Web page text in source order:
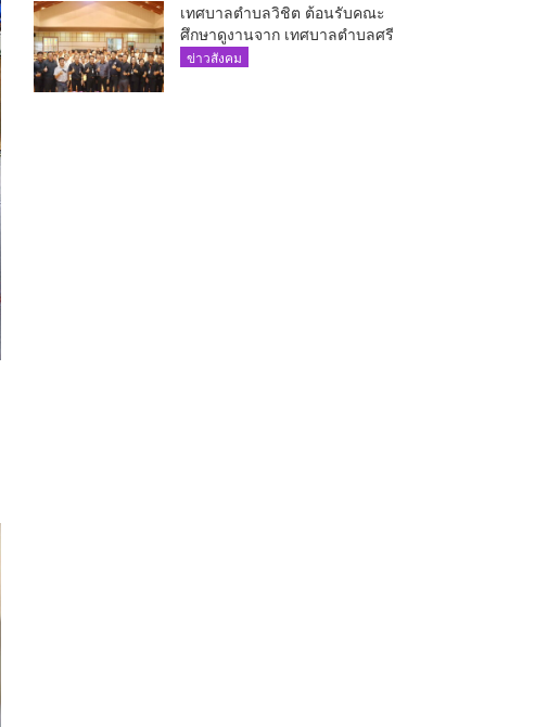
เทศบาลตำบลวิชิต ต้อนรับคณะ
ศึกษาดูงานจาก เทศบาลตำบลศรี
สุนทร
ข่าวสังคม